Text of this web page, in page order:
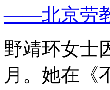
——北京劳
野靖环女士
月。她在《